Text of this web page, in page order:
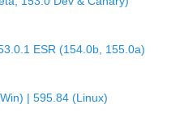
ESR (154.0b, 155.0a)
| 595.84 (Linux)